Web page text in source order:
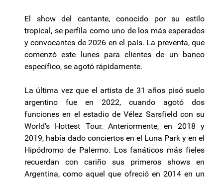
El show del cantante, conocido por su estilo
tropical, se perfila como uno de los más esperados
y convocantes de 2026 en el país. La preventa, que
comenzó este lunes para clientes de un banco
específico, se agotó rápidamente.
La última vez que el artista de 31 años pisó suelo
argentino fue en 2022, cuando agotó dos
funciones en el estadio de Vélez Sarsfield con su
World's Hottest Tour. Anteriormente, en 2018 y
2019, había dado conciertos en el Luna Park y en el
Hipódromo de Palermo. Los fanáticos más fieles
recuerdan con cariño sus primeros shows en
Argentina, como aquel que ofreció en 2014 en un